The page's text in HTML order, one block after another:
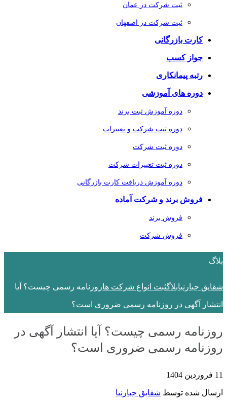
ثبت شرکت در عمان
ثبت شرکت در اصفهان
کارت بازرگانی
جواز کسب
رتبه پیمانکاری
دوره های آموزشی
دوره آموزش ثبت برند
دوره ثبت شرکت و تعییرات
دوره ثبت شرکت
دوره ثبت تعییرات شرکت
دوره آموزش دریافت کارت بازرگانی
فروش برند و شرکت آماده
فروش برند
فروش شرکت
بلاگ
شقایق جبارنیابلاگثبت انواع شرکت هاروزنامه رسمی چیست؟ آیا
انتشار آگهی در روزنامه رسمی ضروری است؟
روزنامه رسمی چیست؟ آیا انتشار آگهی در
روزنامه رسمی ضروری است؟
11 فروردین 1404
ارسال شده توسط شقایق جبارنیا